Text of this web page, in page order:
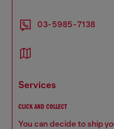
03-5985-7138
services
CLICK AND COLLECT
You can decide to ship